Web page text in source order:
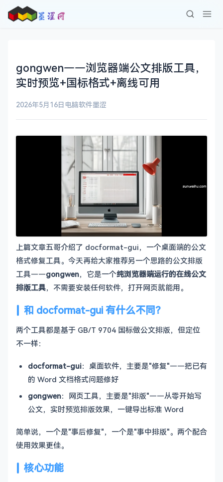
gongwen——浏览器端公文排版工具，
实时预览+国标格式+离线可用
2026年5月16日 电脑软件墨涩
上篇文章五哥介绍了 docformat-gui，一个桌面端的公文
格式修复工具。今天再给大家推荐另一个思路的公文排版
工具——gongwen，它是一个纯浏览器端运行的在线公文
排版工具，不需要安装任何软件，打开网页就能用。
和 docformat-gui 有什么不同？
两个工具都是基于 GB/T 9704 国标做公文排版，但定位
不一样：
docformat-gui：桌面软件，主要是"修复"——把已有
的 Word 文档格式问题修好
gongwen：网页工具，主要是"排版"——从零开始写
公文，实时预览排版效果，一键导出标准 Word
简单说，一个是"事后修复"，一个是"事中排版"。两个配合
使用效果更佳。
核心功能